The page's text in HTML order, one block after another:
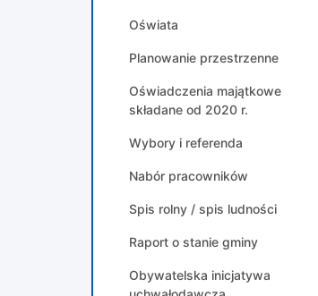
Oświata
Planowanie przestrzenne
Oświadczenia majątkowe
składane od 2020 r.
Wybory i referenda
Nabór pracowników
Spis rolny / spis ludności
Raport o stanie gminy
Obywatelska inicjatywa